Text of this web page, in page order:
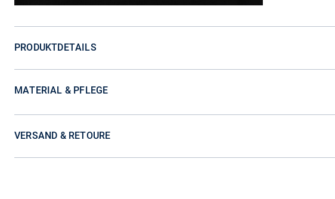
PRODUKTDETAILS
MATERIAL & PFLEGE
VERSAND & RETOURE